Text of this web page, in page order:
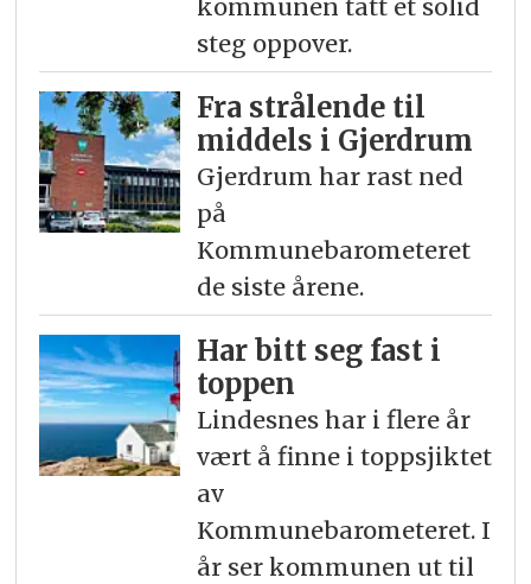
kommunen tatt et solid
steg oppover.
Fra strålende til
middels i Gjerdrum
Gjerdrum har rast ned
på
Kommunebarometeret
de siste årene.
Har bitt seg fast i
toppen
Lindesnes har i flere år
vært å finne i toppsjiktet
av
Kommunebarometeret. I
år ser kommunen ut til